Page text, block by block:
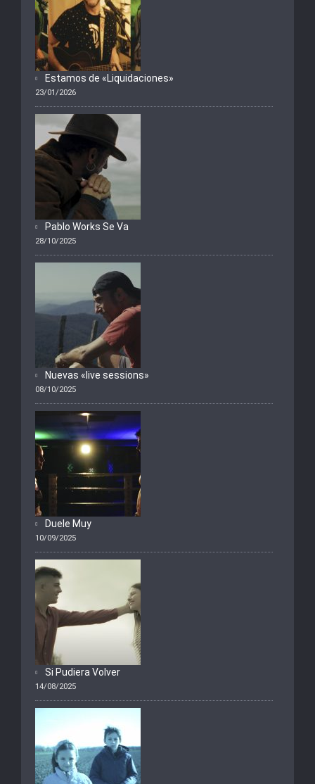
Estamos de «Liquidaciones»
23/01/2026
Pablo Works Se Va
28/10/2025
Nuevas «live sessions»
08/10/2025
Duele Muy
10/09/2025
Si Pudiera Volver
14/08/2025